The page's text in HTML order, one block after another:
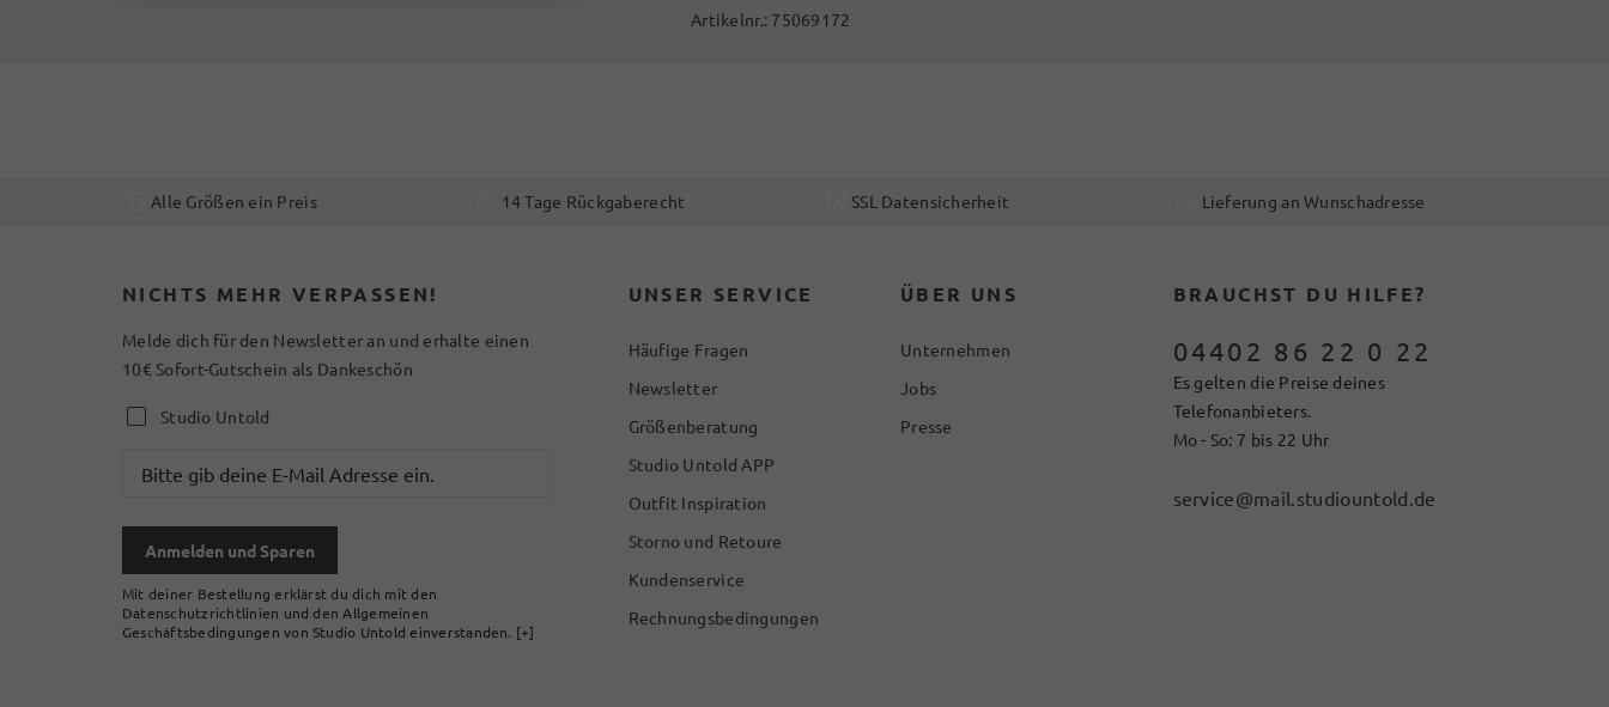
Artikelnr.: 75069172
Alle Größen ein Preis 14 Tage Rückgaberecht SSL Datensicherheit Lieferung an Wunschadresse
NICHTS MEHR VERPASSEN!
Melde dich für den Newsletter an und erhalte einen
10€ Sofort-Gutschein als Dankeschön
Studio Untold
Anmelden und Sparen
Mit deiner Bestellung erklärst du dich mit den
Datenschutzrichtlinien und den Allgemeinen
Geschäftsbedingungen von Studio Untold einverstanden. [+]
UNSER SERVICE
Häufige Fragen
Newsletter
Größenberatung
Studio Untold APP
Outfit Inspiration
Storno und Retoure
Kundenservice
Rechnungsbedingungen
ÜBER UNS
Unternehmen
Jobs
Presse
BRAUCHST DU HILFE?
04402 86 22 0 22
Es gelten die Preise deines
Telefonanbieters.
Mo - So: 7 bis 22 Uhr
service@mail.studiountold.de